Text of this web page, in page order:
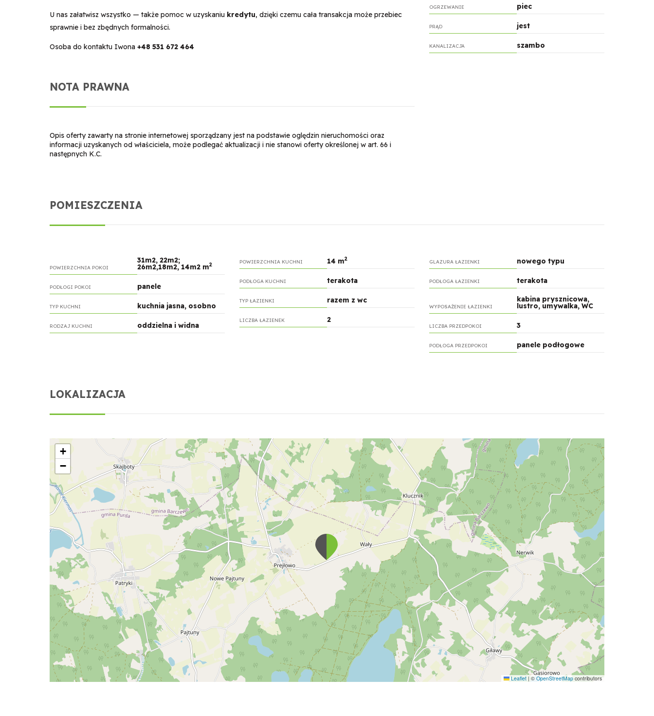
U nas załatwisz wszystko — także pomoc w uzyskaniu kredytu, dzięki czemu cała transakcja może przebiec
sprawnie i bez zbędnych formalności.
Osoba do kontaktu Iwona +48 531 672 464
NOTA PRAWNA
Opis oferty zawarty na stronie internetowej sporządzany jest na podstawie oględzin nieruchomości oraz
informacji uzyskanych od właściciela, może podlegać aktualizacji i nie stanowi oferty określonej w art. 66 i
następnych K.C.
OGRZEWANIE piec
PRĄD jest
KANALIZACJA szambo
POMIESZCZENIA
POWIERZCHNIA POKOI
31m2, 22m2;
26m2,18m2, 14m2 m2
PODŁOGI POKOI panele
TYP KUCHNI kuchnia jasna, osobno
RODZAJ KUCHNI oddzielna i widna
POWIERZCHNIA KUCHNI 14 m2
PODŁOGA KUCHNI terakota
TYP ŁAZIENKI razem z wc
LICZBA ŁAZIENEK 2
GLAZURA ŁAZIENKI nowego typu
PODŁOGA ŁAZIENKI terakota
WYPOSAŻENIE ŁAZIENKI
kabina prysznicowa,
lustro, umywalka, WC
LICZBA PRZEDPOKOI 3
PODŁOGA PRZEDPOKOI panele podłogowe
LOKALIZACJA
+
−
Leaflet | © OpenStreetMap contributors